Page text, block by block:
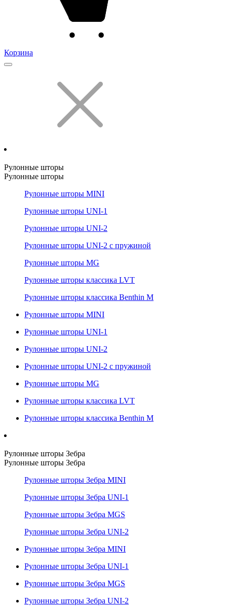
Корзина
Рулонные шторы
Рулонные шторы
Рулонные шторы MINI
Рулонные шторы UNI-1
Рулонные шторы UNI-2
Рулонные шторы UNI-2 с пружиной
Рулонные шторы MG
Рулонные шторы классика LVT
Рулонные шторы классика Benthin M
Рулонные шторы MINI
Рулонные шторы UNI-1
Рулонные шторы UNI-2
Рулонные шторы UNI-2 с пружиной
Рулонные шторы MG
Рулонные шторы классика LVT
Рулонные шторы классика Benthin M
Рулонные шторы Зебра
Рулонные шторы Зебра
Рулонные шторы Зебра MINI
Рулонные шторы Зебра UNI-1
Рулонные шторы Зебра MGS
Рулонные шторы Зебра UNI-2
Рулонные шторы Зебра MINI
Рулонные шторы Зебра UNI-1
Рулонные шторы Зебра MGS
Рулонные шторы Зебра UNI-2